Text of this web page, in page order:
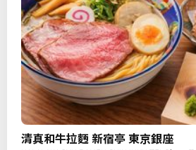
清真和牛拉麪 新宿亭 東京銀座